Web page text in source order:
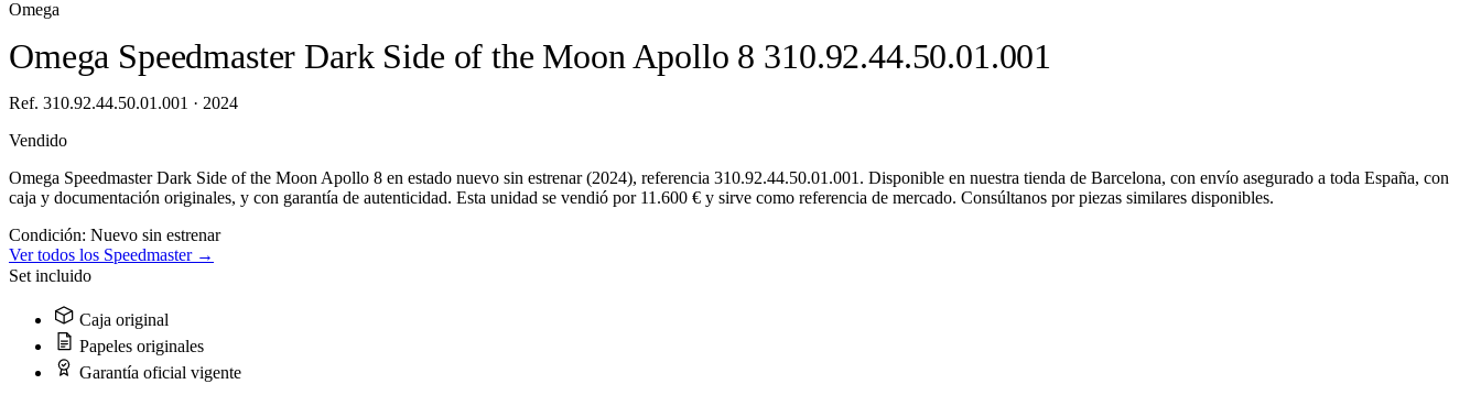
Omega
Omega Speedmaster Dark Side of the Moon Apollo 8 310.92.44.50.01.001
Ref. 310.92.44.50.01.001 · 2024
Vendido
Omega Speedmaster Dark Side of the Moon Apollo 8 en estado nuevo sin estrenar (2024), referencia 310.92.44.50.01.001. Disponible en nuestra tienda de Barcelona, con envío asegurado a toda España, con
caja y documentación originales, y con garantía de autenticidad. Esta unidad se vendió por 11.600 € y sirve como referencia de mercado. Consúltanos por piezas similares disponibles.
Condición: Nuevo sin estrenar
Ver todos los Speedmaster →
Set incluido
Caja original
Papeles originales
Garantía oficial vigente